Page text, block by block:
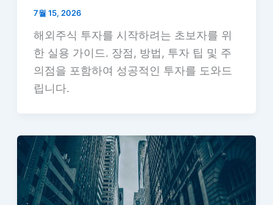
7월 15, 2026
해외주식 투자를 시작하려는 초보자를 위
한 실용 가이드. 장점, 방법, 투자 팁 및 주
의점을 포함하여 성공적인 투자를 도와드
립니다.